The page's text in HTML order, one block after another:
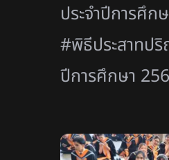
ประจำปีการศึก
#พิธีประสาทป
ปีการศึกษา